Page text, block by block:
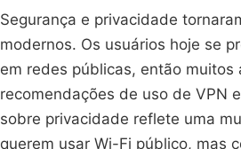
Segurança e privacidade
modernos. Os usuários hoje se
em redes públicas, então muitos
recomendações de uso de VPN
sobre privacidade reflete uma
querem usar Wi-Fi público, mas